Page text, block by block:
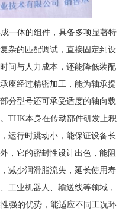
一体的组件，具备多项显著特
杂的匹配调试，直接固定到设
间与人力成本，还能降低装配
座经过精密加工，能为轴承提
分型号还可承受适度的轴向载
THK本身在传动部件研发上积
运行时跳动小，能保证设备长
，它的密封性设计出色，能阻
减少润滑脂流失，延长使用寿
工业机器人、输送线等领域，
强的优势，能适应不同工况环